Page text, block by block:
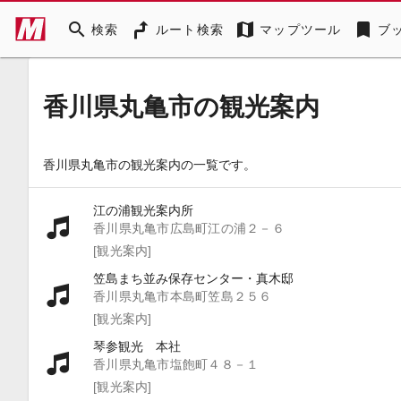
search 検索 ルート検索 map マップツール bookmark ブ
香川県丸亀市の観光案内
香川県丸亀市の観光案内の一覧です。
江の浦観光案内所
香川県丸亀市広島町江の浦２－６
[観光案内]
笠島まち並み保存センター・真木邸
香川県丸亀市本島町笠島２５６
[観光案内]
琴参観光 本社
香川県丸亀市塩飽町４８－１
[観光案内]